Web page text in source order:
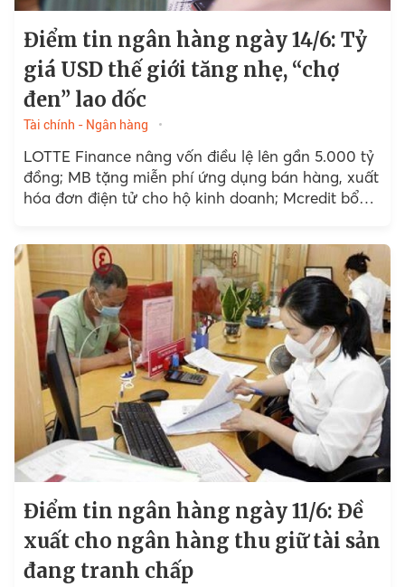
Điểm tin ngân hàng ngày 14/6: Tỷ
giá USD thế giới tăng nhẹ, “chợ
đen” lao dốc
Tài chính - Ngân hàng
LOTTE Finance nâng vốn điều lệ lên gần 5.000 tỷ
đồng; MB tặng miễn phí ứng dụng bán hàng, xuất
hóa đơn điện tử cho hộ kinh doanh; Mcredit bổ
Điểm tin ngân hàng ngày 11/6: Đề
xuất cho ngân hàng thu giữ tài sản
đang tranh chấp